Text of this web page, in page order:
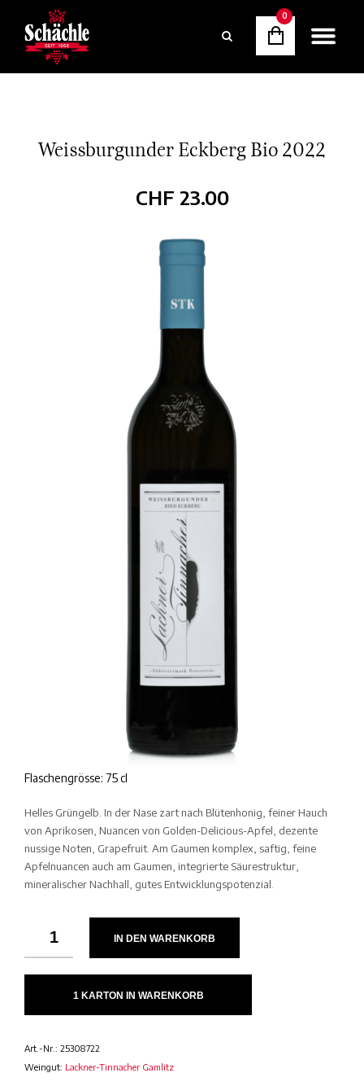
0
Weissburgunder Eckberg Bio 2022
CHF 23.00
Flaschengrösse: 75 cl
Helles Grüngelb. In der Nase zart nach Blütenhonig, feiner Hauch
von Aprikosen, Nuancen von Golden-Delicious-Apfel, dezente
nussige Noten, Grapefruit. Am Gaumen komplex, saftig, feine
Apfelnuancen auch am Gaumen, integrierte Säurestruktur,
mineralischer Nachhall, gutes Entwicklungspotenzial.
IN DEN WARENKORB
1 KARTON IN WARENKORB
Art.-Nr.: 25308722
Weingut: Lackner-Tinnacher Gamlitz